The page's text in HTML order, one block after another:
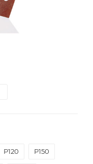
P120 P150